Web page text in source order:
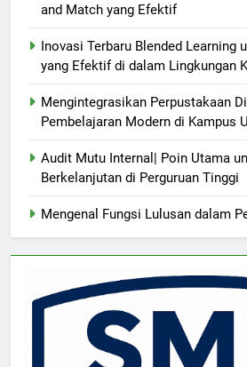
and Match yang Efektif
Inovasi Terbaru Blended Learning
yang Efektif di dalam Lingkungan
Mengintegrasikan Perpustakaan
Pembelajaran Modern di Kampus
Audit Mutu Internal| Poin Utama
Berkelanjutan di Perguruan Tinggi
Mengenal Fungsi Lulusan dalam